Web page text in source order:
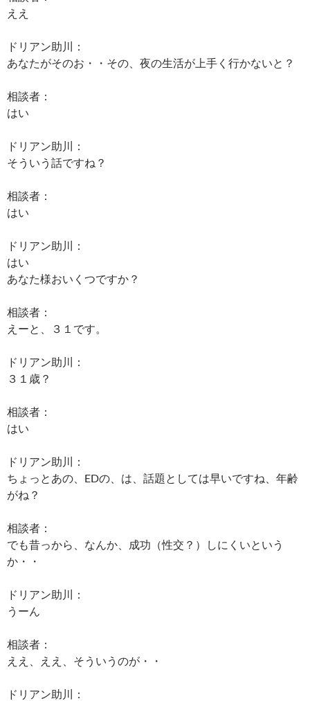
ええ
ドリアン助川：
あなたがそのお・・その、夜の生活が上手く行かないと？
相談者：
はい
ドリアン助川：
そういう話ですね？
相談者：
はい
ドリアン助川：
はい
あなた様おいくつですか？
相談者：
えーと、３１です。
ドリアン助川：
３１歳？
相談者：
はい
ドリアン助川：
ちょっとあの、EDの、は、話題としては早いですね、年齢
がね？
相談者：
でも昔っから、なんか、成功（性交？）しにくいという
か・・
ドリアン助川：
うーん
相談者：
ええ、ええ、そういうのが・・
ドリアン助川：